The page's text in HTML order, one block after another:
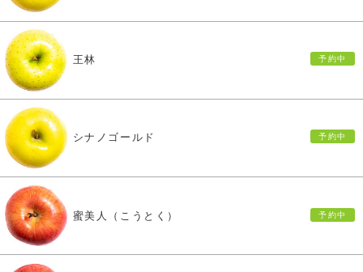
王林
シナノゴールド
蜜美人（こうとく）